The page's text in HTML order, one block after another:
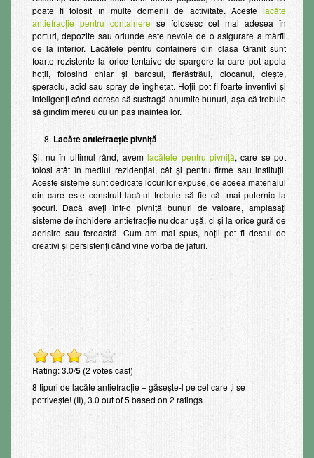
poate fi folosit în multe domenii de activitate. Acestelacăte
antiefracţie pentru containerese folosesc cel mai adesea în
porturi, depozite sau oriunde este nevoie de o asigurare a mărfii
de la interior. Lacătele pentru containere din clasa Granit sunt
foarte rezistente la orice tentaive de spargere la care pot apela
hoţii, folosind chiar şi barosul, fierăstrăul, ciocanul, cleşte,
şperaclu, acid sau spray de îngheţat. Hoţii pot fi foarte inventivi şi
inteligenţi când doresc să sustragă anumite bunuri, aşa că trebuie
să gîndim mereu cu un pas înaintea lor.
Lacăte antiefracție pivniță
Şi, nu în ultimul rând, avemlacătele pentru pivniţă, care se pot
folosi atât în mediul rezidenţial, cât şi pentru firme sau instituţii.
Aceste sisteme sunt dedicate locurilor expuse, de aceea materialul
din care este construit lacătul trebuie să fie cât mai puternic la
şocuri. Dacă aveţi într-o pivniţă bunuri de valoare, amplasaţi
sisteme de închidere antiefracţie nu doar uşă, ci şi la orice gură de
aerisire sau fereastră. Cum am mai spus, hoţii pot fi destul de
creativi şi persistenţi când vine vorba de jafuri.
Rating: 3.0/5(2 votes cast)
8 tipuri de lacăte antiefracție – găsește-l pe cel care ți se
potrivește! (II),3.0 out of5 based on 2 ratings